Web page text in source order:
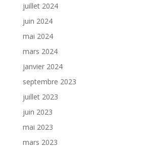
juillet 2024
juin 2024
mai 2024
mars 2024
janvier 2024
septembre 2023
juillet 2023
juin 2023
mai 2023
mars 2023